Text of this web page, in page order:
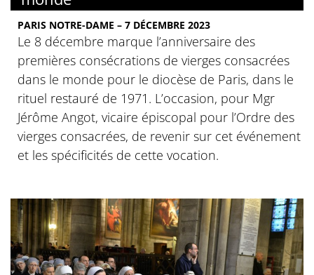
PARIS NOTRE-DAME – 7 DÉCEMBRE 2023
Le 8 décembre marque l’anniversaire des
premières consécrations de vierges consacrées
dans le monde pour le diocèse de Paris, dans le
rituel restauré de 1971. L’occasion, pour Mgr
Jérôme Angot, vicaire épiscopal pour l’Ordre des
vierges consacrées, de revenir sur cet événement
et les spécificités de cette vocation.